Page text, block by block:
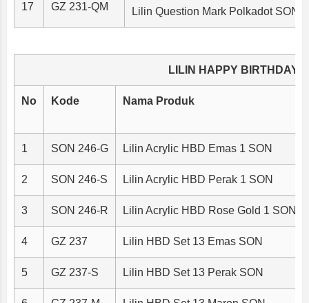
17 GZ 231-QM Lilin Question Mark Polkadot SON
LILIN HAPPY BIRTHDAY
No Kode Nama Produk
1 SON 246-G Lilin Acrylic HBD Emas 1 SON
2 SON 246-S Lilin Acrylic HBD Perak 1 SON
3 SON 246-R Lilin Acrylic HBD Rose Gold 1 SON
4 GZ 237 Lilin HBD Set 13 Emas SON
5 GZ 237-S Lilin HBD Set 13 Perak SON